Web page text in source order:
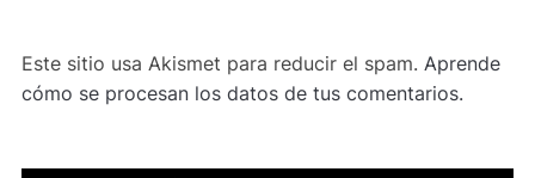
Este sitio usa Akismet para reducir el spam. Aprende
cómo se procesan los datos de tus comentarios.